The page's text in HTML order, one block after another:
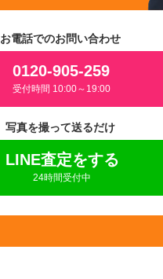
お電話でのお問い合わせ
0120-905-259
受付時間 10:00～19:00
写真を撮って送るだけ
LINE査定をする
24時間受付中